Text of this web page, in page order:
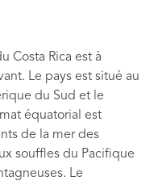
Costa Rica est à
Le pays est situé au
du Sud et le
équatorial est
de la mer des
soufﬂes du Paciﬁque
Le